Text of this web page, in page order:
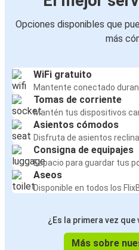
Opciones disponibles que
más
WiFi gratuito
Mantente conectado
Tomas de corriente
Mantén tus dispositivos
Asientos cómodos
Disfruta de asientos
Consigna de equipajes
Espacio para guardar tus
Aseos
Disponible en todos los
¿Es la primera vez
Más sobre